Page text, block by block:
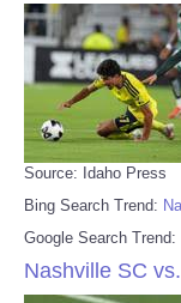
Source: Idaho Press
Bing Search Trend:
Google Search Trend:
Nashville SC